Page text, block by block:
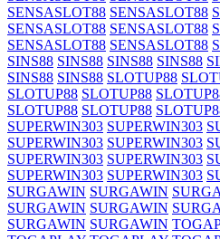
SENSASLOT88 SENSASLOT88
SENSASLOT88 SENSASLOT88
SENSASLOT88 SENSASLOT88
SINS88 SINS88 SINS88 SINS88
SINS88 SINS88 SLOTUP88
SLOTUP88 SLOTUP88
SLOTUP88 SLOTUP88
SUPERWIN303 SUPERWIN303
SUPERWIN303 SUPERWIN303
SUPERWIN303 SUPERWIN303
SUPERWIN303 SUPERWIN303
SURGAWIN SURGAWIN
SURGAWIN SURGAWIN
SURGAWIN SURGAWIN